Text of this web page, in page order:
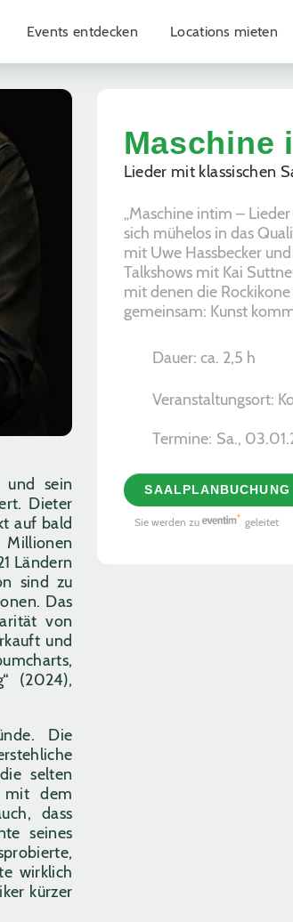
Events entdecken Locations mieten
und sein
Dieter
auf bald
Ländern
sind zu
Das
von
und
(2024),
Die
selten
mit dem
dass
seines
wirklich
kürzer
Maschine
Lieder mit klassischen
„Maschine intim –
sich mühelos in das
mit Uwe Hassbecker
Talkshows mit Kai
mit denen die
gemeinsam: Kunst
Dauer: ca. 2,5 h
Veranstaltungsort:
Termine: Sa.,
SAALPLANBUCHUNG
Sie werden zu geleitet